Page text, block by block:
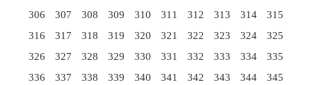
306
307 308 309 310 311 312 313 314
315
316
317 318 319 320 321 322 323 324
325
326
327 328 329 330 331 332 333 334
335
336
337 338 339 340 341 342 343 344
345